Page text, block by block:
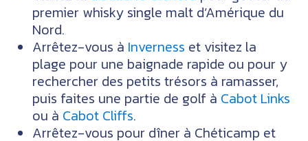
premier whisky single malt d’Amérique du
Nord.
Arrêtez-vous à Inverness et visitez la
plage pour une baignade rapide ou pour y
rechercher des petits trésors à ramasser,
puis faites une partie de golf à Cabot Links
ou à Cabot Cliffs.
Arrêtez-vous pour dîner à Chéticamp et